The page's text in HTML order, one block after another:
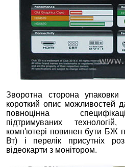
Зворотна сторона упаковки
короткий опис можливостей
повноцінна
підтримуваних
комп'ютері повинен бути БЖ
Вт) і перелік присутніх
відеокарти з монітором.